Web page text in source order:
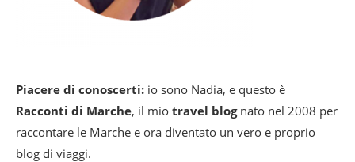
Piacere di conoscerti: io sono Nadia, e questo è
Racconti di Marche, il mio travel blognato nel 2008 per
raccontare le Marche e ora diventato un vero e proprio
blog di viaggi.